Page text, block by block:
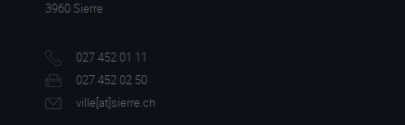
3960 Sierre
027 452 01 11
027 452 02 50
ville[at]sierre.ch